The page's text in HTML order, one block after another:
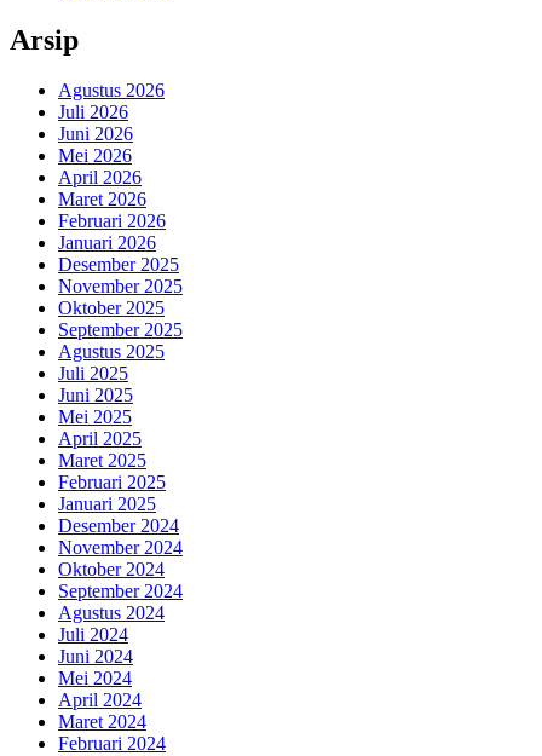
Arsip
Agustus 2026
Juli 2026
Juni 2026
Mei 2026
April 2026
Maret 2026
Februari 2026
Januari 2026
Desember 2025
November 2025
Oktober 2025
September 2025
Agustus 2025
Juli 2025
Juni 2025
Mei 2025
April 2025
Maret 2025
Februari 2025
Januari 2025
Desember 2024
November 2024
Oktober 2024
September 2024
Agustus 2024
Juli 2024
Juni 2024
Mei 2024
April 2024
Maret 2024
Februari 2024